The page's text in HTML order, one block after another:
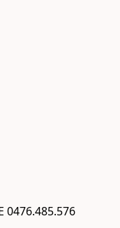
0476.485.576